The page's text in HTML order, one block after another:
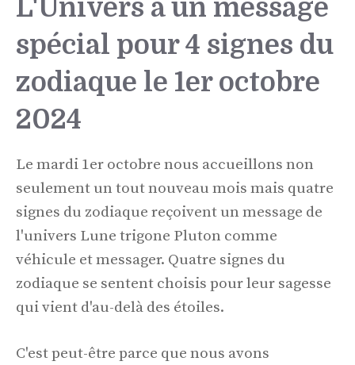
L'Univers a un message
spécial pour 4 signes du
zodiaque le 1er octobre
2024
Le mardi 1er octobre nous accueillons non
seulement un tout nouveau mois mais quatre
signes du zodiaque reçoivent un message de
l'univers Lune trigone Pluton comme
véhicule et messager. Quatre signes du
zodiaque se sentent choisis pour leur sagesse
qui vient d'au-delà des étoiles.
C'est peut-être parce que nous avons